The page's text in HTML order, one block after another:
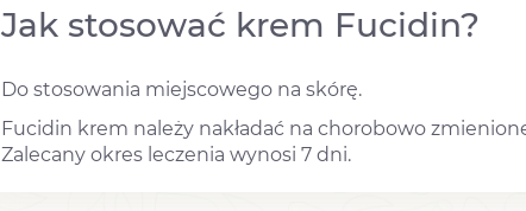
Jak stosować krem Fucidin?
Do stosowania miejscowego na skórę.
Fucidin krem należy nakładać na chorobowo
Zalecany okres leczenia wynosi 7 dni.